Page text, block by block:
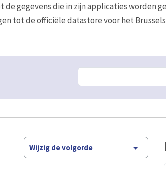
gegevens die in zijn applicaties worden
tot de officiële datastore voor het
Wijzig de volgorde